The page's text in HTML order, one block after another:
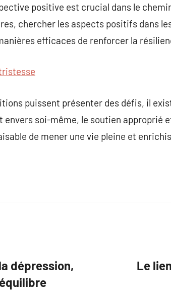
positive est crucial dans le
chercher les aspects positifs dans
efficaces de renforcer la
puissent présenter des défis, il
soi-même, le soutien approprié
de mener une vie pleine et
dépression,
Le